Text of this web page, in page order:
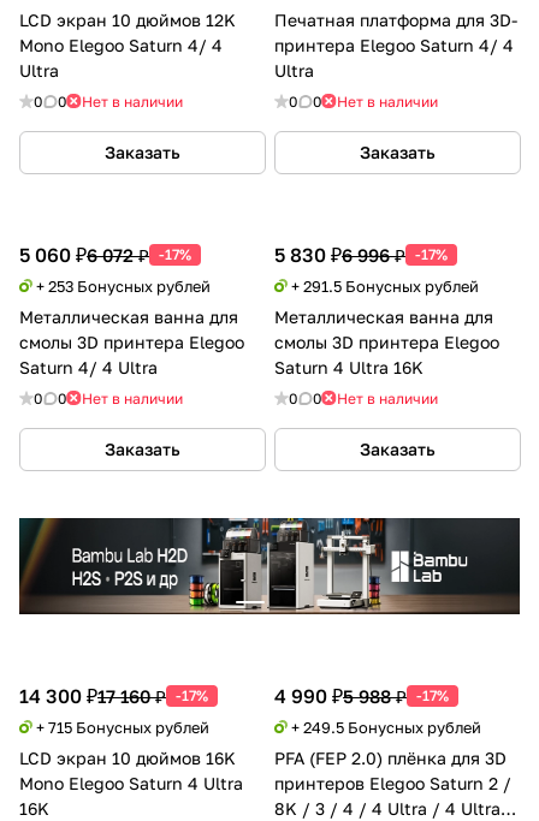
LCD экран 10 дюймов 12K
Mono Elegoo Saturn 4/ 4
Ultra
0 0 Нет в наличии
Заказать
Печатная платформа для 3D-
принтера Elegoo Saturn 4/ 4
Ultra
0 0 Нет в наличии
Заказать
5 060 ₽6 072 ₽ -17%
+ 253 Бонусных рублей
Металлическая ванна для
смолы 3D принтера Elegoo
Saturn 4/ 4 Ultra
0 0 Нет в наличии
Заказать
5 830 ₽6 996 ₽ -17%
+ 291.5 Бонусных рублей
Металлическая ванна для
смолы 3D принтера Elegoo
Saturn 4 Ultra 16K
0 0 Нет в наличии
Заказать
14 300 ₽17 160 ₽ -17%
+ 715 Бонусных рублей
LCD экран 10 дюймов 16K
Mono Elegoo Saturn 4 Ultra
16K
4 990 ₽5 988 ₽ -17%
+ 249.5 Бонусных рублей
PFA (FEP 2.0) плёнка для 3D
принтеров Elegoo Saturn 2 /
8K / 3 / 4 / 4 Ultra / 4 Ultra